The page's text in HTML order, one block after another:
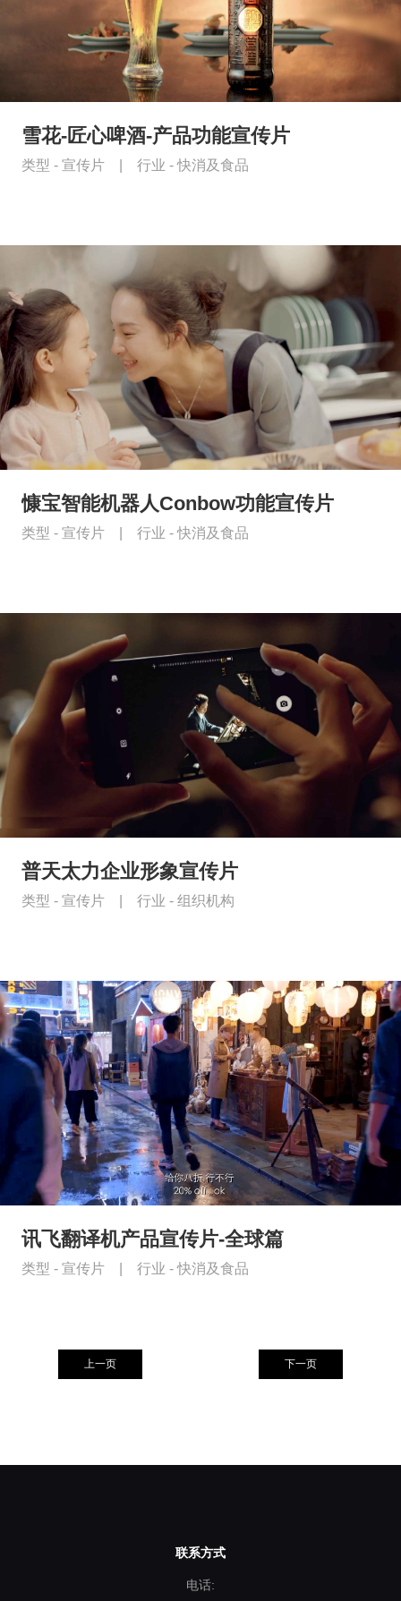
雪花-匠心啤酒-产品功能宣传片
类型 - 宣传片 行业 -快消及食品
慷宝智能机器人Conbow功能宣传片
类型 - 宣传片 行业 -快消及食品
普天太力企业形象宣传片
类型 - 宣传片 行业 - 组织机构
讯飞翻译机产品宣传片-全球篇
类型 - 宣传片 行业 -快消及食品
上一页 下一页
联系方式
电话: